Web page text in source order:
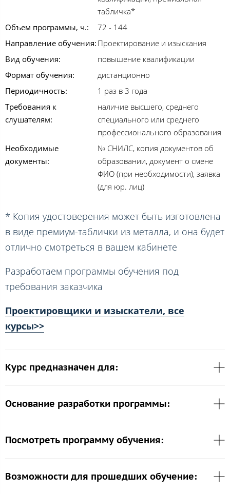
табличка*
Объем программы, ч.:
72 - 144
Направление обучения: Проектирование и изыскания
Вид обучения:
повышение квалификации
Формат обучения:
дистанционно
Периодичность:
1 раз в 3 года
Требования к
слушателям:
наличие высшего, среднего
специального или среднего
профессионального образования
Необходимые
документы:
№ СНИЛС, копия документов об
образовании, документ о смене
ФИО (при необходимости), заявка
(для юр. лиц)
* Копия удостоверения может быть изготовлена
в виде премиум-таблички из металла, и она будет
отлично смотреться в вашем кабинете
Разработаем программы обучения под
требования заказчика
Проектировщики и изыскатели, все
курсы>>
Курс предназначен для:
Основание разработки программы:
Посмотреть программу обучения:
Возможности для прошедших обучение: